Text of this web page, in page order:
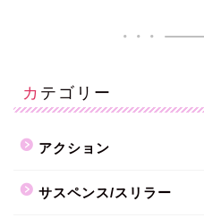
カテゴリー
アクション
サスペンス/スリラー